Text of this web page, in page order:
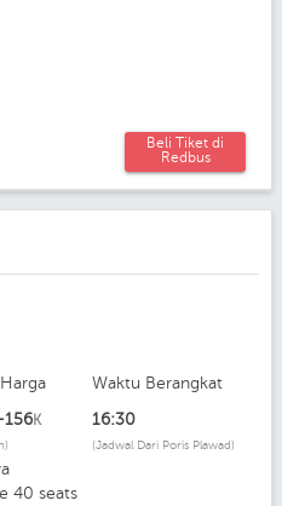
Beli Tiket di
Redbus
156K
40 seats
Waktu Berangkat
16:30
(Jadwal Dari Poris Plawad)